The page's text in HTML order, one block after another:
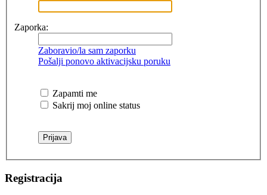
Zaporka:
Zaboravio/la sam zaporku
Pošalji ponovo aktivacijsku poruku
Zapamti me
Sakrij moj online status
Registracija